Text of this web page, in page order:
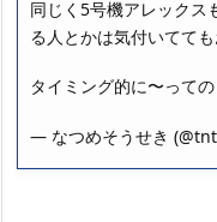
同じく5号機アレックス
る人とかは気付いてて
タイミング的に〜って
— なつめそうせき